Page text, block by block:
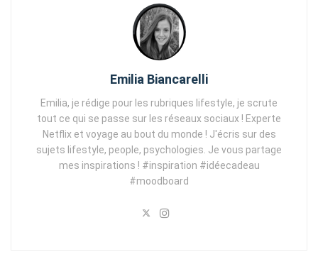
Emilia Biancarelli
Emilia, je rédige pour les rubriques lifestyle, je scrute
tout ce qui se passe sur les réseaux sociaux ! Experte
Netflix et voyage au bout du monde ! J'écris sur des
sujets lifestyle, people, psychologies. Je vous partage
mes inspirations ! #inspiration #idéecadeau
#moodboard